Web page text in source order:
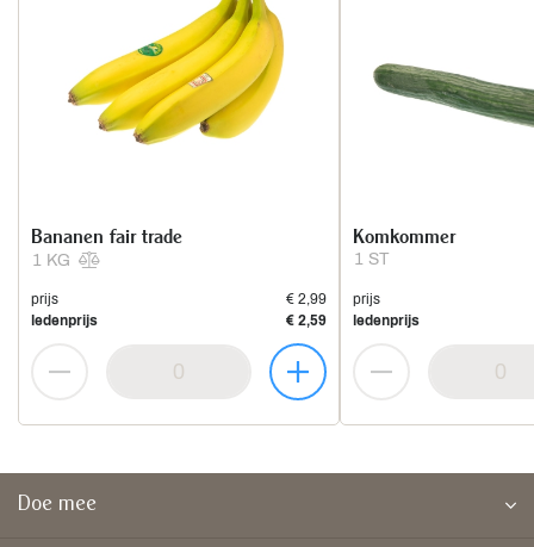
1 KG
Bananen fair trade
prijs
€ 2,99
ledenprijs
€ 2,59
1 ST
Komkommer
prijs
ledenprijs
Doe mee